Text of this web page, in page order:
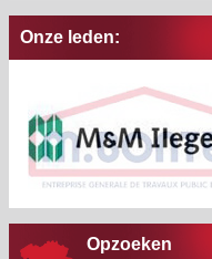
Onze leden:
Opzoeken